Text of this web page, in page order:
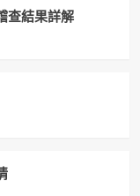
查結果詳解